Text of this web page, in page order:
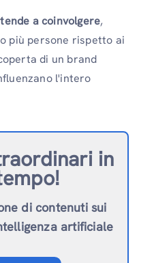
a coinvolgere,
più persone rispetto ai
di un brand
l'intero
in
di contenuti sui
artificiale